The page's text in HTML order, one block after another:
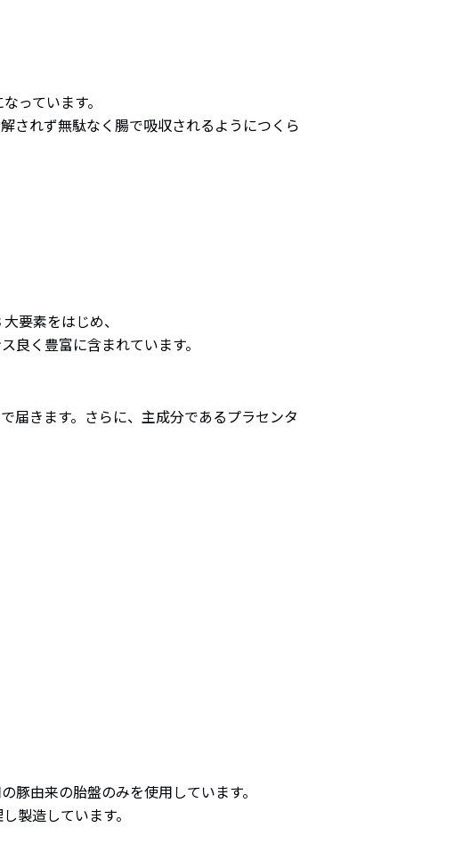
なっています。
されず無駄なく腸で吸収されるようにつくら
要素をはじめ、
良く豊富に含まれています。
届きます。さらに、主成分であるプラセンタ
由来の胎盤のみを使用しています。
製造しています。